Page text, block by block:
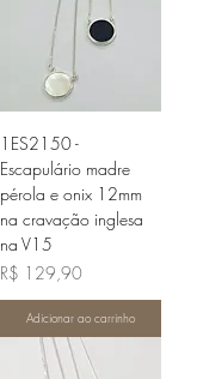
1ES2150 -
Escapulário madre
pérola e onix 12mm
na cravação inglesa
na V15
Preço
R$ 129,90
Adicionar ao carrinho